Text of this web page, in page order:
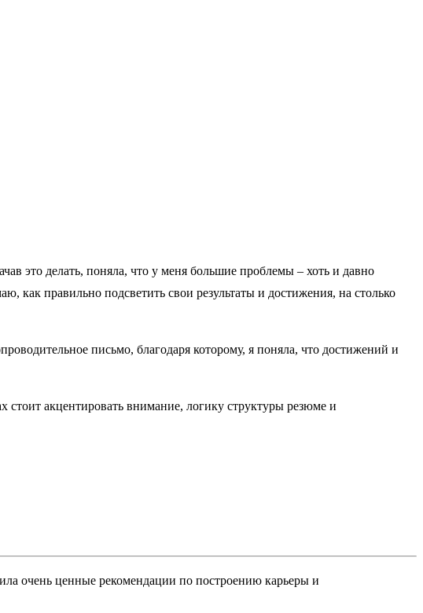
это делать, поняла, что у меня большие проблемы – хоть и давно
как правильно подсветить свои результаты и достижения, на столько
письмо, благодаря которому, я поняла, что достижений и
акцентировать внимание, логику структуры резюме и
очень ценные рекомендации по построению карьеры и